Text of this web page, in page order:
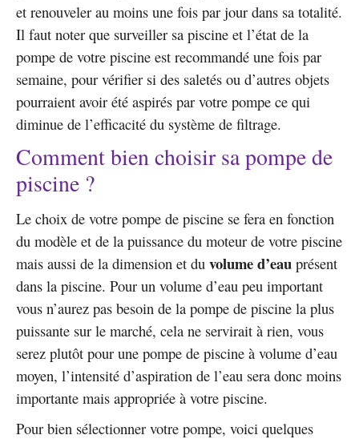
et renouveler au moins une fois par jour dans sa totalité.
Il faut noter que surveiller sa piscine et l’état de la
pompe de votre piscine est recommandé une fois par
semaine, pour vérifier si des saletés ou d’autres objets
pourraient avoir été aspirés par votre pompe ce qui
diminue de l’efficacité du système de filtrage.
Comment bien choisir sa pompe de
piscine ?
Le choix de votre pompe de piscine se fera en fonction
du modèle et de la puissance du moteur de votre piscine
mais aussi de la dimension et du volume d’eau présent
dans la piscine. Pour un volume d’eau peu important
vous n’aurez pas besoin de la pompe de piscine la plus
puissante sur le marché, cela ne servirait à rien, vous
serez plutôt pour une pompe de piscine à volume d’eau
moyen, l’intensité d’aspiration de l’eau sera donc moins
importante mais appropriée à votre piscine.
Pour bien sélectionner votre pompe, voici quelques